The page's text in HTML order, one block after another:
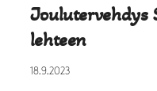
Joulutervehdys
lehteen
18.9.2023